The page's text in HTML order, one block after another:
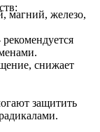
магний, железо,
снижает
защитить